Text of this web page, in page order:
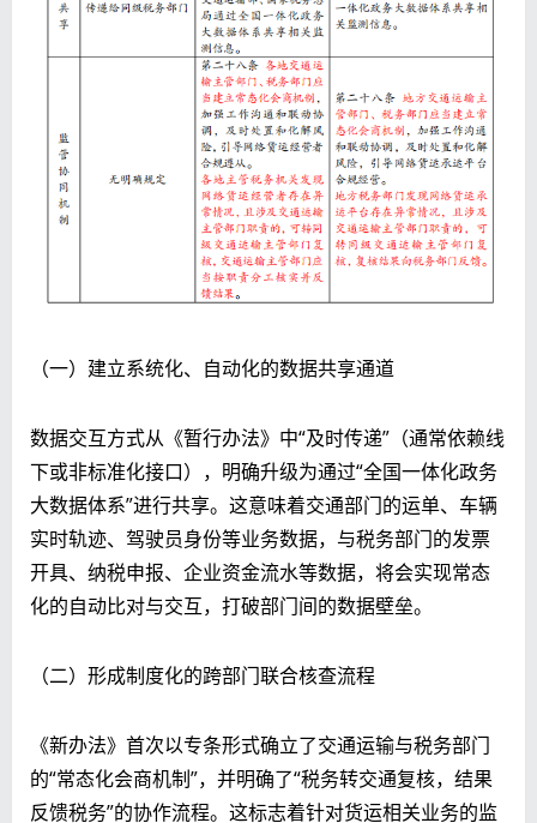
（一）建立系统化、自动化的数据共享通道
数据交互方式从《暂行办法》中“及时传递”（通常依赖线
下或非标准化接口），明确升级为通过“全国一体化政务
大数据体系”进行共享。这意味着交通部门的运单、车辆
实时轨迹、驾驶员身份等业务数据，与税务部门的发票
开具、纳税申报、企业资金流水等数据，将会实现常态
化的自动比对与交互，打破部门间的数据壁垒。
（二）形成制度化的跨部门联合核查流程
《新办法》首次以专条形式确立了交通运输与税务部门
的“常态化会商机制”，并明确了“税务转交通复核，结果
反馈税务”的协作流程。这标志着针对货运相关业务的监